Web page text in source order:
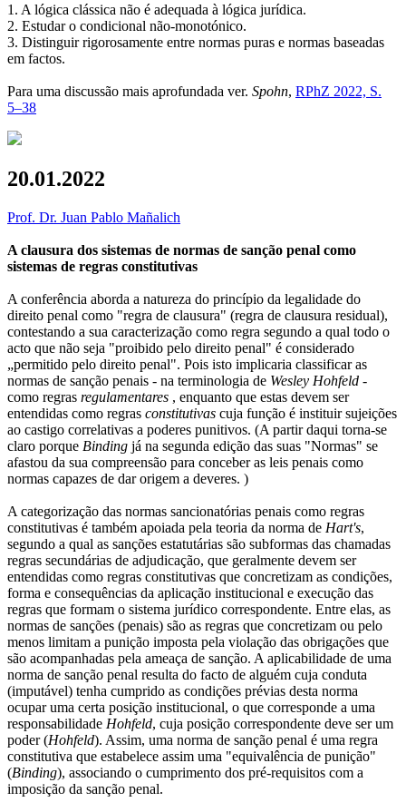
1. A lógica clássica não é adequada à lógica jurídica.
2. Estudar o condicional não-monotónico.
3. Distinguir rigorosamente entre normas puras e normas baseadas
em factos.
Para uma discussão mais aprofundada ver. Spohn, RPhZ 2022, S.
5–38
20.01.2022
Prof. Dr. Juan Pablo Mañalich
A clausura dos sistemas de normas de sanção penal como
sistemas de regras constitutivas
A conferência aborda a natureza do princípio da legalidade do
direito penal como "regra de clausura" (regra de clausura residual),
contestando a sua caracterização como regra segundo a qual todo o
acto que não seja "proibido pelo direito penal" é considerado
„permitido pelo direito penal". Pois isto implicaria classificar as
normas de sanção penais - na terminologia de Wesley Hohfeld -
como regras regulamentares , enquanto que estas devem ser
entendidas como regras constitutivas cuja função é instituir sujeições
ao castigo correlativas a poderes punitivos. (A partir daqui torna-se
claro porque Binding já na segunda edição das suas "Normas" se
afastou da sua compreensão para conceber as leis penais como
normas capazes de dar origem a deveres. )
A categorização das normas sancionatórias penais como regras
constitutivas é também apoiada pela teoria da norma de Hart's,
segundo a qual as sanções estatutárias são subformas das chamadas
regras secundárias de adjudicação, que geralmente devem ser
entendidas como regras constitutivas que concretizam as condições,
forma e consequências da aplicação institucional e execução das
regras que formam o sistema jurídico correspondente. Entre elas, as
normas de sanções (penais) são as regras que concretizam ou pelo
menos limitam a punição imposta pela violação das obrigações que
são acompanhadas pela ameaça de sanção. A aplicabilidade de uma
norma de sanção penal resulta do facto de alguém cuja conduta
(imputável) tenha cumprido as condições prévias desta norma
ocupar uma certa posição institucional, o que corresponde a uma
responsabilidade Hohfeld, cuja posição correspondente deve ser um
poder (Hohfeld). Assim, uma norma de sanção penal é uma regra
constitutiva que estabelece assim uma "equivalência de punição"
(Binding), associando o cumprimento dos pré-requisitos com a
imposição da sanção penal.